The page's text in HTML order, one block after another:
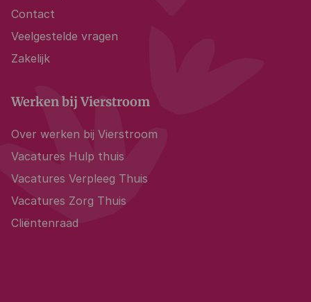
Contact
Veelgestelde vragen
Zakelijk
Werken bij Vierstroom
Over werken bij Vierstroom
Vacatures Hulp thuis
Vacatures Verpleeg Thuis
Vacatures Zorg Thuis
Cliëntenraad